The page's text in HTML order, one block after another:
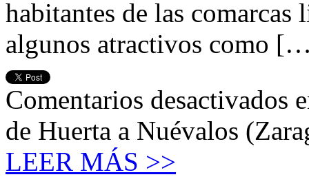
habitantes de las
algunos atractivos como
Comentarios desactivados
de Huerta a Nuévalos
LEER MÁS >>